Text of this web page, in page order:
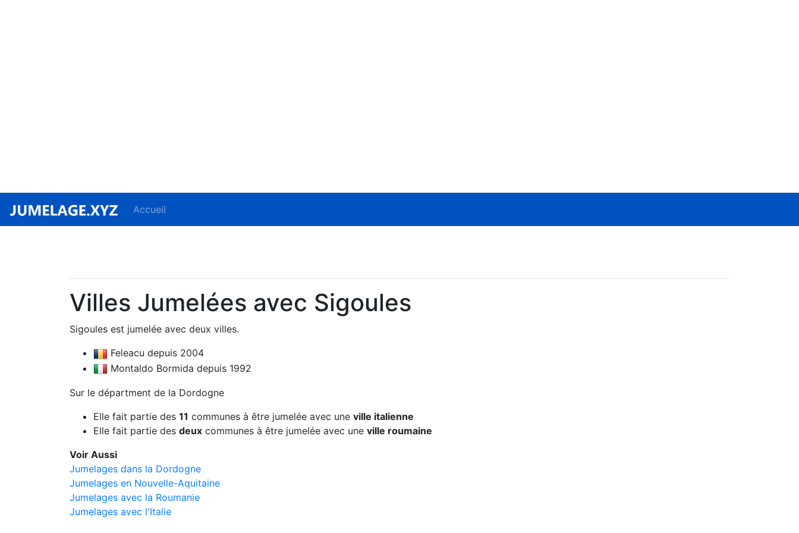
Accueil
Villes Jumelées avec Sigoules
Sigoules est jumelée avec deux villes.
Feleacu depuis 2004
Montaldo Bormida depuis 1992
Sur le départment de la Dordogne
Elle fait partie des 11 communes à être jumelée avec une ville italienne
Elle fait partie des deux communes à être jumelée avec une ville roumaine
Voir Aussi
Jumelages dans la Dordogne
Jumelages en Nouvelle-Aquitaine
Jumelages avec la Roumanie
Jumelages avec l'Italie